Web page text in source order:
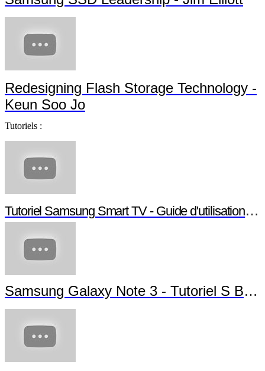
Redesigning Flash Storage Technology -
Keun Soo Jo
Tutoriels :
Tutoriel Samsung Smart TV - Guide d'utilisation
Samsung Galaxy Note 3 - Tutoriel S